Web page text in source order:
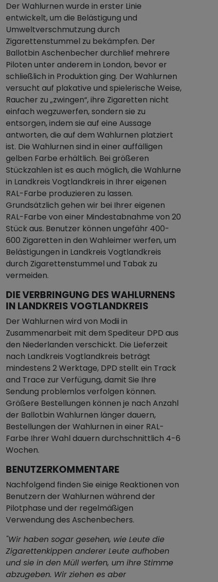
Der Wahlurnen wurde in erster Linie
entwickelt, um die Belästigung und
Umweltverschmutzung durch
Zigarettenstummel zu bekämpfen. Der
Ballotbin Aschenbecher durchlief mehrere
Piloten unter anderem in London, bevor er
schließlich in Produktion ging. Der Wahlurnen
versucht auf plakative und spielerische Weise,
Raucher zu „zwingen“, ihre Zigaretten nicht
einfach wegzuwerfen, sondern sie zu
entsorgen, indem sie auf eine Aussage
antworten, die auf dem Wahlurnen platziert
ist. Die Wahlurnen sind in einer auffälligen
gelben Farbe erhältlich. Bei größeren
Stückzahlen ist es auch möglich, die Wahlurne
in Landkreis Vogtlandkreis in Ihrer eigenen
RAL-Farbe produzieren zu lassen.
Grundsätzlich gehen wir bei Ihrer eigenen
RAL-Farbe von einer Mindestabnahme von 20
Stück aus. Benutzer können ungefähr 400-
600 Zigaretten in den Wahleimer werfen, um
Belästigungen in Landkreis Vogtlandkreis
durch Zigarettenstummel und Tabak zu
vermeiden.
DIE VERBRINGUNG DES WAHLURNENS
IN LANDKREIS VOGTLANDKREIS
Der Wahlurnen wird von Modii in
Zusammenarbeit mit dem Spediteur DPD aus
den Niederlanden verschickt. Die Lieferzeit
nach Landkreis Vogtlandkreis beträgt
mindestens 2 Werktage, DPD stellt ein Track
and Trace zur Verfügung, damit Sie Ihre
Sendung problemlos verfolgen können.
Größere Bestellungen können je nach Anzahl
der Ballotbin Wahlurnen länger dauern,
Bestellungen der Wahlurnen in einer RAL-
Farbe Ihrer Wahl dauern durchschnittlich 4-6
Wochen.
BENUTZERKOMMENTARE
Nachfolgend finden Sie einige Reaktionen von
Benutzern der Wahlurnen während der
Pilotphase und der regelmäßigen
Verwendung des Aschenbechers.
"Wir haben sogar gesehen, wie Leute die
Zigarettenkippen anderer Leute aufhoben
und sie in den Müll werfen, um ihre Stimme
abzugeben. Wir ziehen es aber